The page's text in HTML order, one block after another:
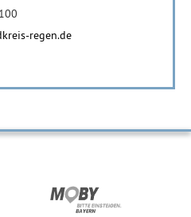
regen.de